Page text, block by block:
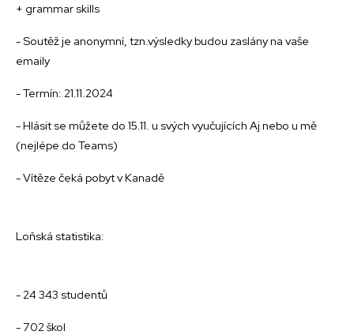
+ grammar skills
- Soutěž je anonymní, tzn.výsledky budou zaslány na vaše
emaily
- Termín: 21.11.2024
- Hlásit se můžete do 15.11. u svých vyučujících Aj nebo u mě
(nejlépe do Teams)
- Vítěze čeká pobyt v Kanadě
Loňská statistika:
- 24 343 studentů
- 702 škol